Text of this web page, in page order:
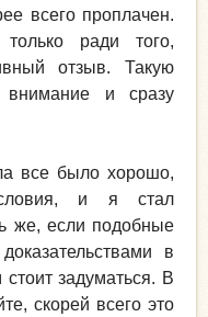
всего проплачен.
только ради того,
отзыв. Такую
и сразу
все было хорошо,
и я стал
же, если подобные
в
задуматься. В
скорей всего это